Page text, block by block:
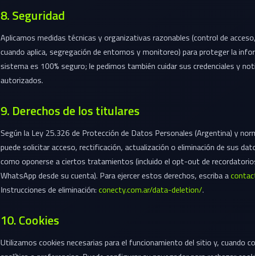
8. Seguridad
Aplicamos medidas técnicas y organizativas razonables (control de
cuando aplica, segregación de entornos y monitoreo) para proteger la
sistema es 100% seguro; le pedimos también cuidar sus credenciales y
autorizados.
9. Derechos de los titulares
Según la Ley 25.326 de Protección de Datos Personales (Argentina) y
puede solicitar acceso, rectificación, actualización o eliminación de sus
como oponerse a ciertos tratamientos (incluido el opt-out de
WhatsApp desde su cuenta). Para ejercer estos derechos, escriba a
Instrucciones de eliminación: conecty.com.ar/data-deletion/.
10. Cookies
Utilizamos cookies necesarias para el funcionamiento del sitio y, cuando